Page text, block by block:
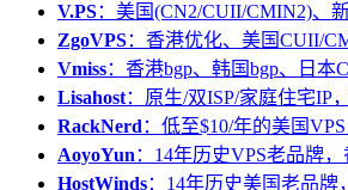
V.PS：美国(CN2/CUII/CMIN2)、
ZgoVPS：香港优化、美国CUII/
Vmiss：香港bgp、韩国bgp、日
Lisahost：原生/双ISP/家庭住宅IP
RackNerd ：低至$10/年的美国
AoyoYun ：14年历史VPS老品牌
HostWinds：14年历史美国老品牌